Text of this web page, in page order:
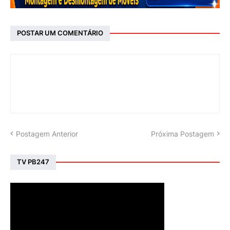
POSTAR UM COMENTÁRIO
Postagem Anterior Próxima Postagem
TV PB247